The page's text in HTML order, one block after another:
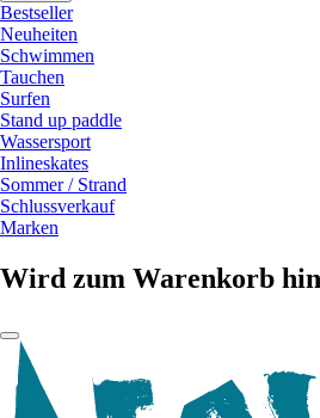
Bestseller
Neuheiten
Schwimmen
Tauchen
Surfen
Stand up paddle
Wassersport
Inlineskates
Sommer / Strand
Schlussverkauf
Marken
Wird zum Warenkorb